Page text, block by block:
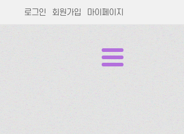
로그인 회원가입 마이페이지